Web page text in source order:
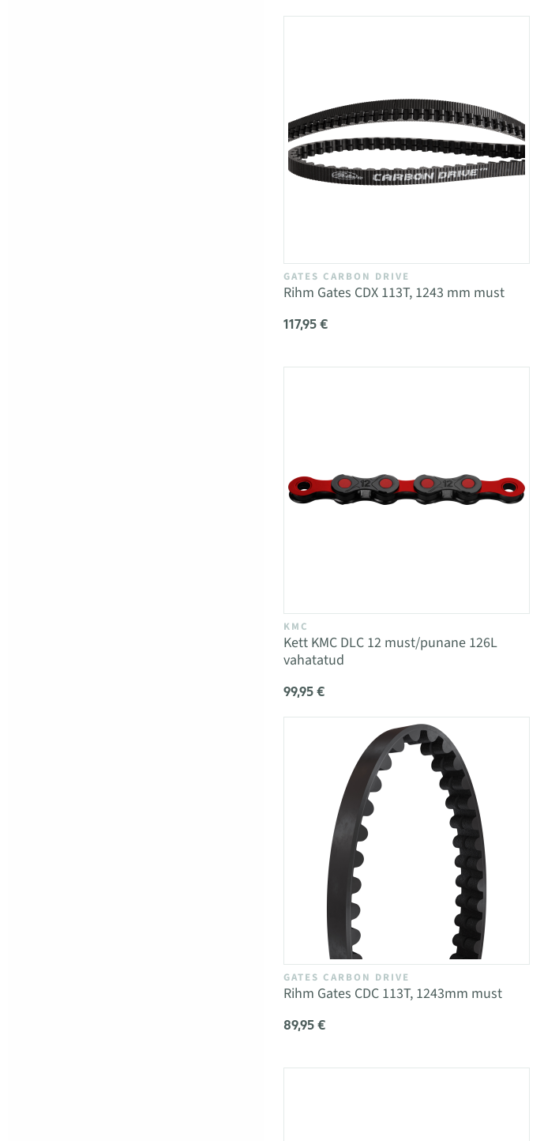
GATES CARBON DRIVE
Rihm Gates CDX 113T, 1243 mm must
117,95 €
KMC
Kett KMC DLC 12 must/punane 126L
vahatatud
99,95 €
GATES CARBON DRIVE
Rihm Gates CDC 113T, 1243mm must
89,95 €